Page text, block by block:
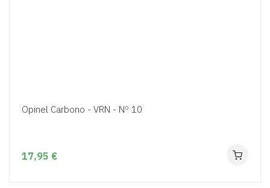
Opinel Carbono - VRN - Nº 10
17,95 €